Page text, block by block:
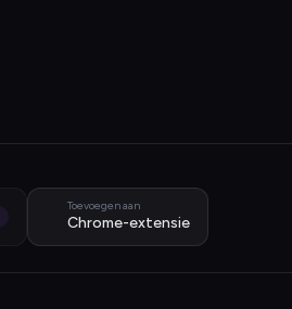
Toevoegen aan
Chrome-extensie